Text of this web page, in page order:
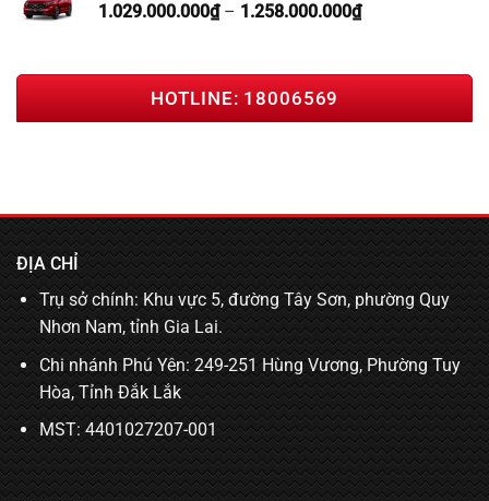
1.029.000.000₫– 1.258.000.000₫
HOTLINE: 18006569
ĐỊA CHỈ
Trụ sở chính: Khu vực 5, đường Tây Sơn, phường Quy
Nhơn Nam, tỉnh Gia Lai.
Chi nhánh Phú Yên: 249-251 Hùng Vương, Phường Tuy
Hòa, Tỉnh Đắk Lắk
MST: 4401027207-001